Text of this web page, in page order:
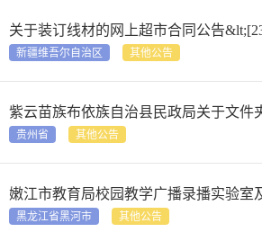
关于装订线材的网上超市合同公告
新疆维吾尔自治区 其他公告
紫云苗族布依族自治县民政局关于文
贵州省 其他公告
嫩江市教育局校园教学广播录播实验
黑龙江省黑河市 其他公告